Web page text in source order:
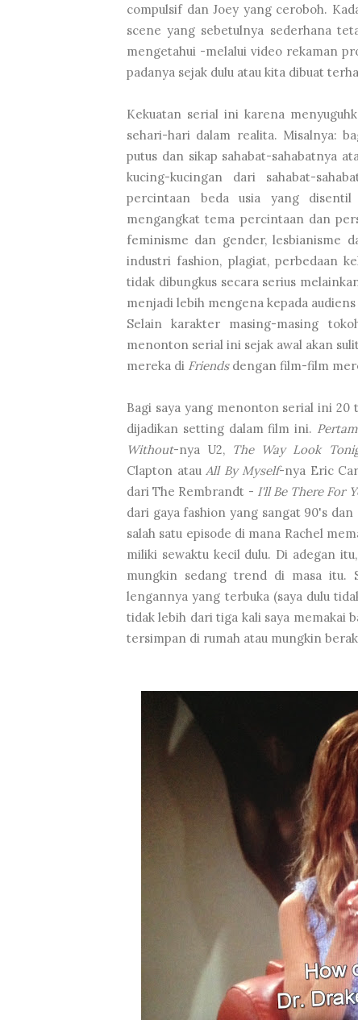
compulsif dan Joey yang ceroboh.
scene yang sebetulnya sederhana
mengetahui -melalui video rekaman
padanya sejak dulu atau kita dibuat
Kekuatan serial ini karena
sehari-hari dalam realita. Misalnya:
putus dan sikap sahabat-sahabatnya
kucing-kucingan dari sahabat-
percintaan beda usia yang
mengangkat tema percintaan dan
feminisme dan gender, lesbianisme
industri fashion, plagiat, perbedaan
tidak dibungkus secara serius
menjadi lebih mengena kepada
Selain karakter masing-masing
menonton serial ini sejak awal akan
mereka di Friends dengan film-film
Bagi saya yang menonton serial ini 20
dijadikan setting dalam film ini.
Without-nya U2, The Way Look
Clapton atau All By Myself-nya Eric
dari The Rembrandt - I'll Be There For
dari gaya fashion yang sangat 90's
salah satu episode di mana Rachel
miliki sewaktu kecil dulu. Di adegan
mungkin sedang trend di masa itu.
lengannya yang terbuka (saya dulu
tidak lebih dari tiga kali saya memakai
tersimpan di rumah atau mungkin